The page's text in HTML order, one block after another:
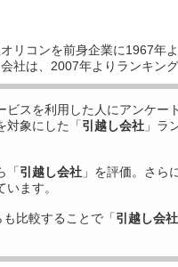
リコンを前身企業に1967年
社は、2007年よりランキン
ビスを利用した 人にアンケー
対象にした「引越し会社 」ラ
「引越し会社 」を評価。さら
ます。
比較することで「引越し会社